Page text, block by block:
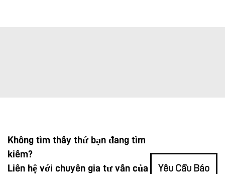
Không tìm thấy thứ bạn đang tìm
kiếm?
Liên hệ với chuyên gia tư vấn của
Yêu Cầu Báo